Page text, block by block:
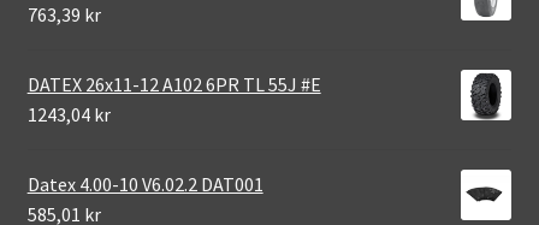
763,39 kr
DATEX 26x11-12 A102 6PR TL 55J #E
1243,04 kr
Datex 4.00-10 V6.02.2 DAT001
585,01 kr